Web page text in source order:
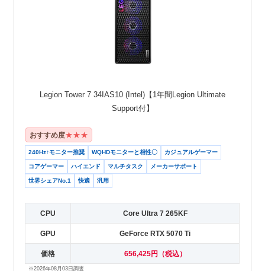
Legion Tower 7 34IAS10 (Intel)【1年間Legion Ultimate
Support付】
おすすめ度★★★
240Hz↑モニター推奨 WQHDモニターと相性〇 カジュアルゲーマー
コアゲーマー ハイエンド マルチタスク メーカーサポート
世界シェアNo.1 快適 汎用
CPU Core Ultra 7 265KF
GPU GeForce RTX 5070 Ti
価格 656,425円（税込）
※2026年08月03日調査